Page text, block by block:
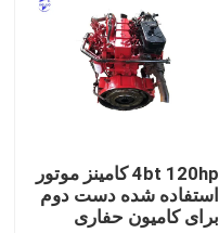
4bt 120hp کامینز موتور
استفاده شده دست دوم
برای کامیون حفاری